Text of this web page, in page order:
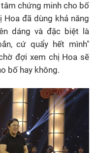
chứng minh cho bố
đã dùng khả năng
dáng và đặc biệt là
cứ quẩy hết mình"
đợi xem chị Hoa sẽ
bố hay không.